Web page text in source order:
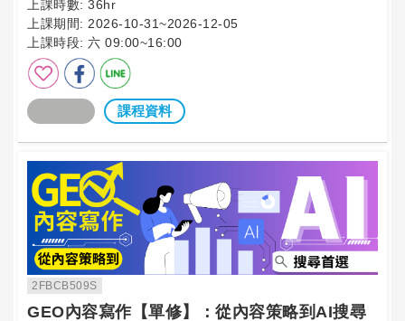
上課時數: 36hr
上課期間: 2026-10-31~2026-12-05
上課時段: 六 09:00~16:00
課程資料
2FBCB509S
GEO內容寫作【單修】：從內容策略到AI搜尋